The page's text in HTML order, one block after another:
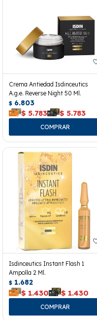
Crema Antiedad Isdinceutics
A.g.e. Reverse Night 50 Ml.
$ 6.803
$ 5.783 $ 5.783
Isdinceutics Instant Flash 1
Ampolla 2 Ml.
$ 1.682
$ 1.430 $ 1.430